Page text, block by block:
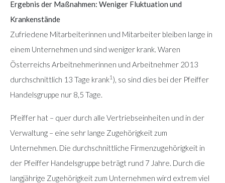
Ergebnis der Maßnahmen: Weniger Fluktuation und
Krankenstände
Zufriedene Mitarbeiterinnen und Mitarbeiter bleiben lange in
einem Unternehmen und sind weniger krank. Waren
Österreichs Arbeitnehmerinnen und Arbeitnehmer 2013
durchschnittlich 13 Tage krank1 ), so sind dies bei der Pfeiffer
Handelsgruppe nur 8,5 Tage.
Pfeiffer hat – quer durch alle Vertriebseinheiten und in der
Verwaltung – eine sehr lange Zugehörigkeit zum
Unternehmen. Die durchschnittliche Firmenzugehörigkeit in
der Pfeiffer Handelsgruppe beträgt rund 7 Jahre. Durch die
langjährige Zugehörigkeit zum Unternehmen wird extrem viel